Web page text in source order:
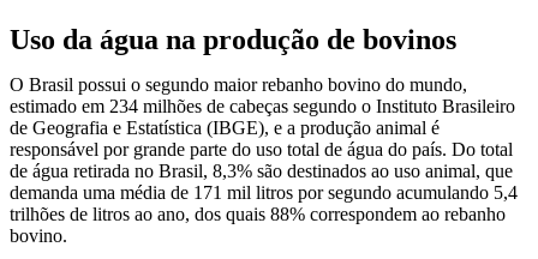
Uso da água na produção de bovinos
O Brasil possui o segundo maior rebanho bovino do mundo,
estimado em 234 milhões de cabeças segundo o Instituto Brasileiro
de Geografia e Estatística (IBGE), e a produção animal é
responsável por grande parte do uso total de água do país. Do total
de água retirada no Brasil, 8,3% são destinados ao uso animal, que
demanda uma média de 171 mil litros por segundo acumulando 5,4
trilhões de litros ao ano, dos quais 88% correspondem ao rebanho
bovino.